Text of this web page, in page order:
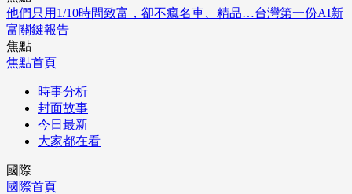
他們只用1/10時間致富，卻不瘋名車、精品…台灣第一份AI新
富關鍵報告
焦點
焦點首頁
時事分析
封面故事
今日最新
大家都在看
國際
國際首頁